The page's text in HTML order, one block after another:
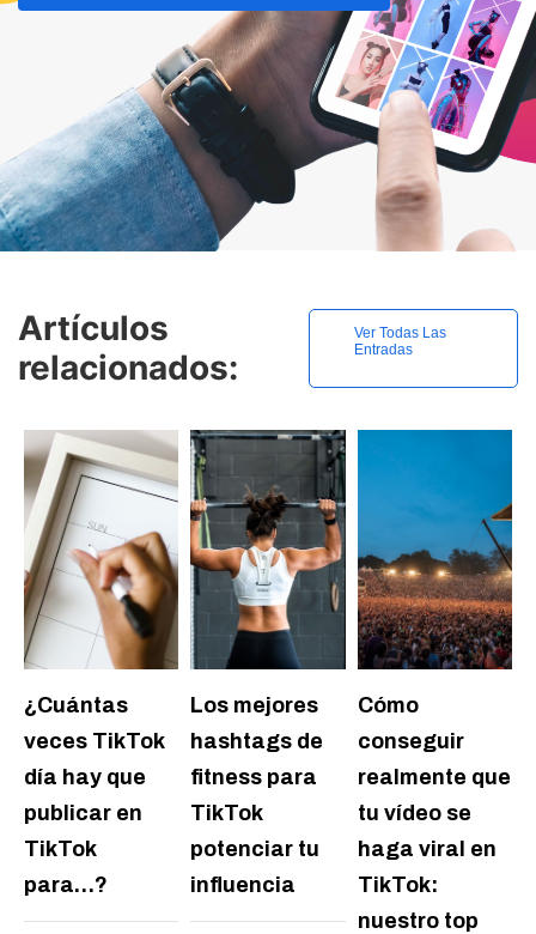
Artículos
relacionados:
Ver Todas Las
Entradas
¿Cuántas
veces TikTok
día hay que
publicar en
TikTok
para…?
Los mejores
hashtags de
fitness para
TikTok
potenciar tu
influencia
Cómo
conseguir
realmente que
tu vídeo se
haga viral en
TikTok:
nuestro top